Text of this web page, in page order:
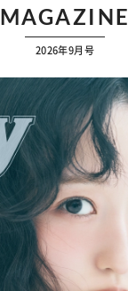
MAGAZINE
2026年9月号